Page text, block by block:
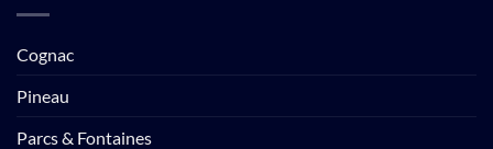
Cognac
Pineau
Parcs & Fontaines